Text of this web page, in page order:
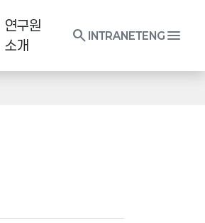
연구원
소개
search INTRANETENG menu